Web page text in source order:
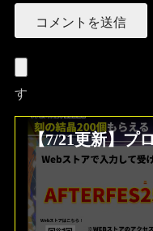
す
【7/21更新】